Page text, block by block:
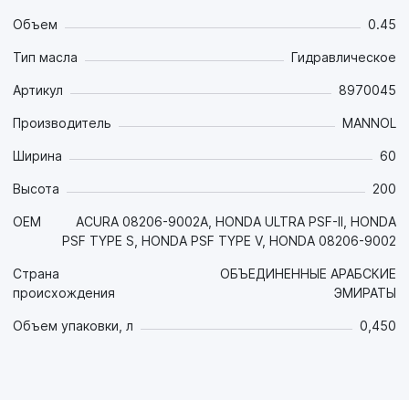
изменение вязкости при высоких нагрузках;
- Очень высокая химическая, термическая и
антиокислительная стабильность обеспечивают
увеличенный ресурс. Имеет повышенную стойкость к
- Превосходные смазывающие деэмульгирующие
- Отлично защищает от коррозии и износа;
- Снижает шумность насоса и обеспечивает плавную
Предназначена для гидроусилителей рулевого управления
Соблюдайте предписания производителя, указанные в
руководстве по эксплуатации!
Цвет: желто-коричневый.
Объем 0.45
Тип масла Гидравлическое
Артикул 8970045
Производитель MANNOL
Ширина 60
Высота 200
OEM
ACURA 08206-9002A, HONDA ULTRA PSF-II, HONDA
PSF TYPE S, HONDA PSF TYPE V, HONDA 08206-9002
Страна
происхождения
ОБЪЕДИНЕННЫЕ АРАБСКИЕ
ЭМИРАТЫ
Объем упаковки, л 0,450